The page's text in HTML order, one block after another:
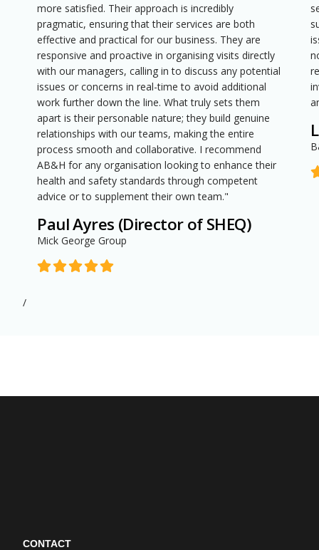
more satisfied. Their approach is incredibly
pragmatic, ensuring that their services are both
effective and practical for our business. They are
responsive and proactive in organising visits directly
with our managers, calling in to discuss any potential
issues or concerns in real-time to avoid additional
work further down the line. What truly sets them
apart is their personable nature; they build genuine
relationships with our teams, making the entire
process smooth and collaborative. I recommend
AB&H for any organisation looking to enhance their
health and safety standards through competent
advice or to supplement their own team."
Paul Ayres (Director of SHEQ)
Mick George Group
/
CONTACT